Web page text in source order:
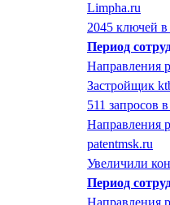
Limpha.ru
2045 ключей
Период
Направления
Застройщик
511 запросов
Направления
patentmsk.ru
Увеличили
Период
Направления